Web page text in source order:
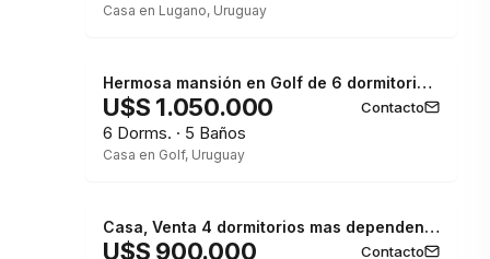
Casa en Lugano, Uruguay
Hermosa mansión en Golf de 6 dormitorios , Punta del Este
U$S 1.050.000 Contacto
6 Dorms. · 5 Baños
Casa en Golf, Uruguay
Casa, Venta 4 dormitorios mas dependencia, 2 master suite, Piscina, 1 cuadra de la playa Masa, Punta del Este.
U$S 900.000 Contacto